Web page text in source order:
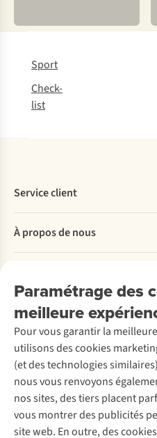
Sport
Check-
list
Paramétrage des
meilleure
Pour vous garantir la
utilisons des cookies
(et des technologies
nous vous renvoyons
nos sites, des tiers placent
vous montrer des publicités
site web. En outre, des
Service client
Commander
Payer
Retourner
Rétractation d'une commande
Entretien & réparations
Garantie
Contactez-nous
À propos de nous
Entreprise responsable
À propos d’Ayacucho
Nos magasins
À propos d’A.S.Adventure
Déclaration d'accessibilité
Location / Location sports d’hiver
Seconde-main
Entretien de ski
Service de lavage
Entretien de chaussures
Réparation de chaussures
Réparation de vêtements
Retouches
Découvrez
A.S.Magazine
Explore Camp
Expertise & conseils
Abonnez-vous à la newsletter